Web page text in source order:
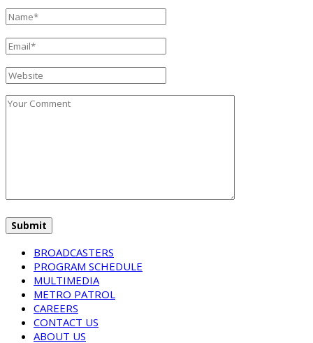
BROADCASTERS
PROGRAM SCHEDULE
MULTIMEDIA
METRO PATROL
CAREERS
CONTACT US
ABOUT US